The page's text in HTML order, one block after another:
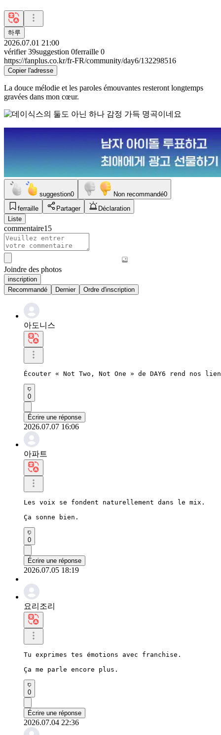
하루
2026.07.01 21:00
vérifier 39suggestion 0ferraille 0
https://fanplus.co.kr/fr-FR/community/day6/132298516
Copier l'adresse
La douce mélodie et les paroles émouvantes resteront longtemps
gravées dans mon cœur.
suggestion0 Non recommandé0
ferraille
Partager
Déclaration
Liste
commentaire15
Joindre des photos
inscription
Recommandé
Dernier Ordre d'inscription
아도니스
Écouter « Not Two, Not One » de DAY6 rend nos
0
Écrire une réponse
2026.07.07 16:06
아파트
Les voix se fondent naturellement dans le mix.
Ça sonne bien.
0
Écrire une réponse
2026.07.05 18:19
요리조리
Tu exprimes tes émotions avec franchise.
Ça me parle encore plus.
0
Écrire une réponse
2026.07.04 22:36